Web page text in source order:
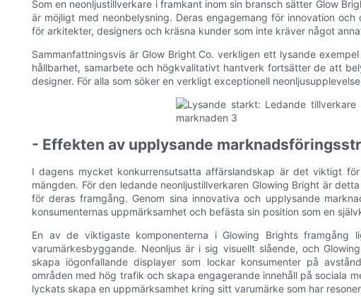
Som en neonljustillverkare i framkant inom sin bransch sätter Glow
är möjligt med neonbelysning. Deras engagemang för innovation
för arkitekter, designers och kräsna kunder som inte kräver något
Sammanfattningsvis är Glow Bright Co. verkligen ett lysande
hållbarhet, samarbete och högkvalitativt hantverk fortsätter de att
designer. För alla som söker en verkligt exceptionell
- Effekten av upplysande
I dagens mycket konkurrensutsatta affärslandskap är det viktigt
mängden. För den ledande neonljustillverkaren Glowing Bright är
för deras framgång. Genom sina innovativa och upplysande
konsumenternas uppmärksamhet och befästa sin position som en
En av de viktigaste komponenterna i Glowing Brights
varumärkesbyggande. Neonljus är i sig visuellt slående, och
skapa iögonfallande displayer som lockar konsumenter på
områden med hög trafik och skapa engagerande innehåll på sociala
lyckats skapa en uppmärksamhet kring sitt varumärke som har